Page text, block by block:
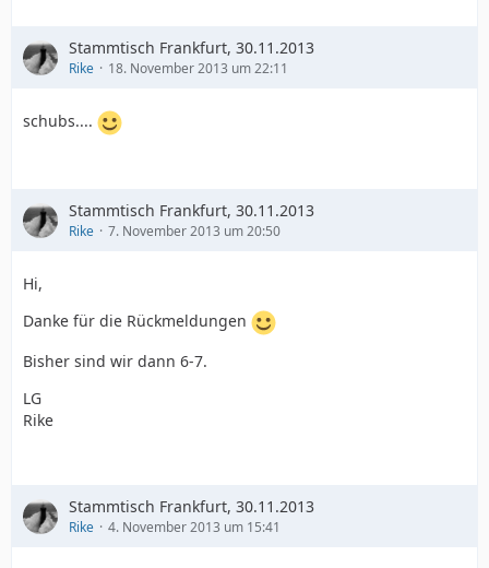
Stammtisch Frankfurt, 30.11.2013
Rike 18. November 2013 um 22:11
schubs....
Stammtisch Frankfurt, 30.11.2013
Rike 7. November 2013 um 20:50
Hi,
Danke für die Rückmeldungen
Bisher sind wir dann 6-7.
LG
Rike
Stammtisch Frankfurt, 30.11.2013
Rike 4. November 2013 um 15:41